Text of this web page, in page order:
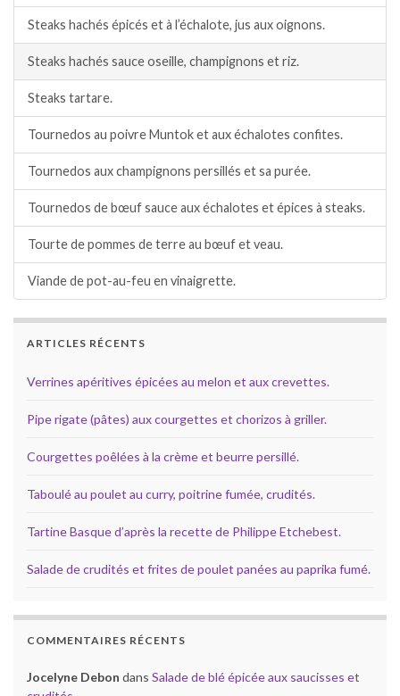
Steaks hachés épicés et à l’échalote, jus aux oignons.
Steaks hachés sauce oseille, champignons et riz.
Steaks tartare.
Tournedos au poivre Muntok et aux échalotes confites.
Tournedos aux champignons persillés et sa purée.
Tournedos de bœuf sauce aux échalotes et épices à steaks.
Tourte de pommes de terre au bœuf et veau.
Viande de pot-au-feu en vinaigrette.
ARTICLES RÉCENTS
Verrines apéritives épicées au melon et aux crevettes.
Pipe rigate (pâtes) aux courgettes et chorizos à griller.
Courgettes poêlées à la crème et beurre persillé.
Taboulé au poulet au curry, poitrine fumée, crudités.
Tartine Basque d’après la recette de Philippe Etchebest.
Salade de crudités et frites de poulet panées au paprika fumé.
COMMENTAIRES RÉCENTS
Jocelyne Debon dans Salade de blé épicée aux saucisses et